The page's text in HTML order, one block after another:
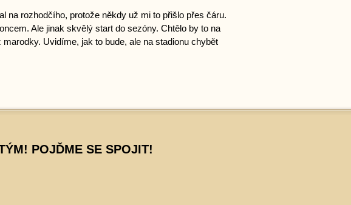
na rozhodčího, protože někdy už mi to přišlo přes čáru.
Ale jinak skvělý start do sezóny. Chtělo by to na
Uvidíme, jak to bude, ale na stadionu chybět
POJĎME SE SPOJIT!